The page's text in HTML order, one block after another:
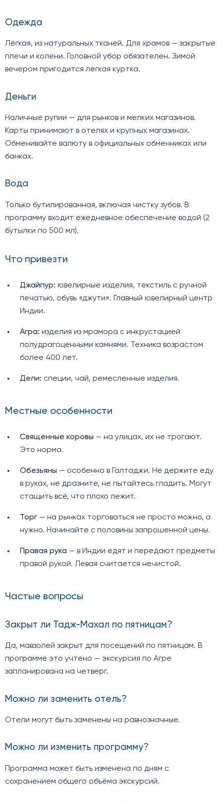
Одежда
Лёгкая, из натуральных тканей. Для храмов — закрытые
плечи и колени. Головной убор обязателен. Зимой
вечером пригодится лёгкая куртка.
Деньги
Наличные рупии — для рынков и мелких магазинов.
Карты принимают в отелях и крупных магазинах.
Обменивайте валюту в официальных обменниках или
банках.
Вода
Только бутилированная, включая чистку зубов. В
программу входит ежедневное обеспечение водой (2
бутылки по 500 мл).
Что привезти
Джайпур: ювелирные изделия, текстиль с ручной
печатью, обувь «джути». Главный ювелирный центр
Индии.
Агра: изделия из мрамора с инкрустацией
полудрагоценными камнями. Техника возрастом
более 400 лет.
Дели: специи, чай, ремесленные изделия.
Местные особенности
Священные коровы — на улицах, их не трогают.
Это норма.
Обезьяны — особенно в Галтаджи. Не держите еду
в руках, не дразните, не пытайтесь гладить. Могут
стащить всё, что плохо лежит.
Торг— на рынках торговаться не просто можно, а
нужно. Начинайте с половины запрошенной цены.
Правая рука — в Индии едят и передают предметы
правой рукой. Левая считается нечистой.
Частые вопросы
Закрыт ли Тадж-Махал по пятницам?
Да, мавзолей закрыт для посещений по пятницам. В
программе это учтено — экскурсия по Агре
запланирована на четверг.
Можно ли заменить отель?
Отели могут быть заменены на равнозначные.
Можно ли изменить программу?
Программа может быть изменена по дням с
сохранением общего объёма экскурсий.